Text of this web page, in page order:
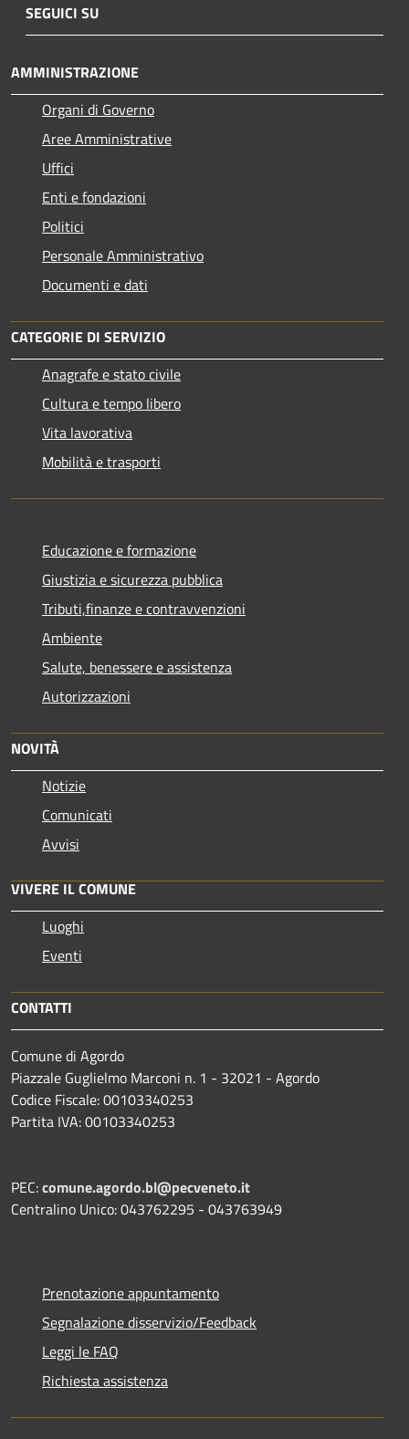
SEGUICI SU
AMMINISTRAZIONE
Organi di Governo
Aree Amministrative
Uffici
Enti e fondazioni
Politici
Personale Amministrativo
Documenti e dati
CATEGORIE DI SERVIZIO
Anagrafe e stato civile
Cultura e tempo libero
Vita lavorativa
Mobilità e trasporti
Educazione e formazione
Giustizia e sicurezza pubblica
Tributi,finanze e contravvenzioni
Ambiente
Salute, benessere e assistenza
Autorizzazioni
NOVITÀ
Notizie
Comunicati
Avvisi
VIVERE IL COMUNE
Luoghi
Eventi
CONTATTI
Comune di Agordo
Piazzale Guglielmo Marconi n. 1 - 32021 - Agordo
Codice Fiscale: 00103340253
Partita IVA: 00103340253
PEC:comune.agordo.bl@pecveneto.it
Centralino Unico: 043762295 - 043763949
Prenotazione appuntamento
Segnalazione disservizio/Feedback
Leggi le FAQ
Richiesta assistenza